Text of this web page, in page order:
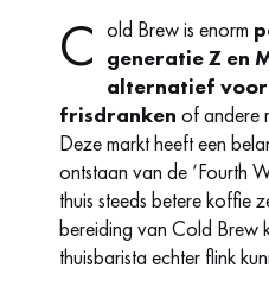
C old Brew is enorm
generatie Z en
alternatief voor
frisdranken of andere
Deze markt heeft een
ontstaan van de ‘Fourth
thuis steeds betere koffie
bereiding van Cold Brew
thuisbarista echter flink